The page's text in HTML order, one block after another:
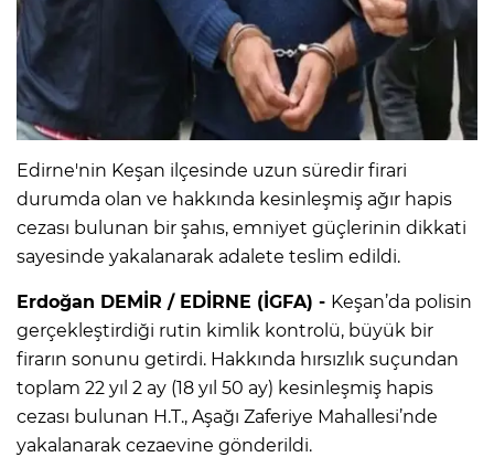
Edirne'nin Keşan ilçesinde uzun süredir firari
durumda olan ve hakkında kesinleşmiş ağır hapis
cezası bulunan bir şahıs, emniyet güçlerinin dikkati
sayesinde yakalanarak adalete teslim edildi.
Erdoğan DEMİR / EDİRNE (İGFA) - Keşan’da polisin
gerçekleştirdiği rutin kimlik kontrolü, büyük bir
firarın sonunu getirdi. Hakkında hırsızlık suçundan
toplam 22 yıl 2 ay (18 yıl 50 ay) kesinleşmiş hapis
cezası bulunan H.T., Aşağı Zaferiye Mahallesi’nde
yakalanarak cezaevine gönderildi.